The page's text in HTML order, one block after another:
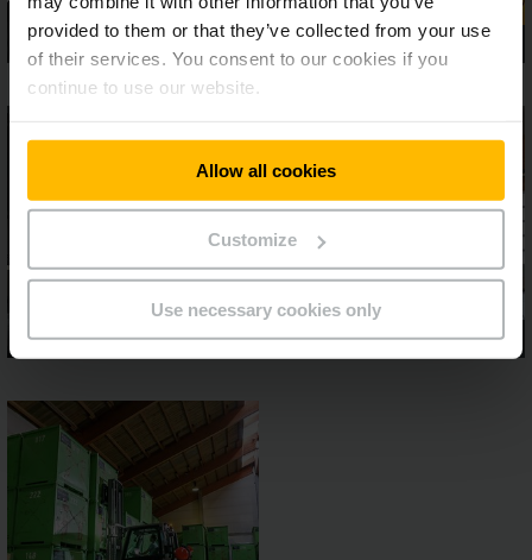
provided to them or that they’ve collected from your use
of their services. You consent to our cookies if you
continue to use our website.
Allow all cookies
Customize
Use necessary cookies only